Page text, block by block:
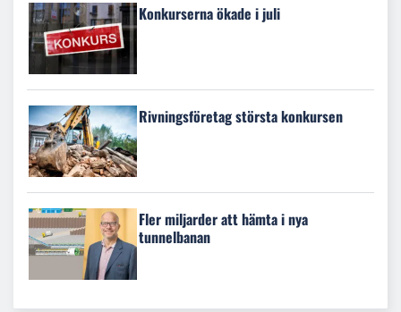
Konkurserna ökade i juli
Rivningsföretag största konkursen
Fler miljarder att hämta i nya
tunnelbanan